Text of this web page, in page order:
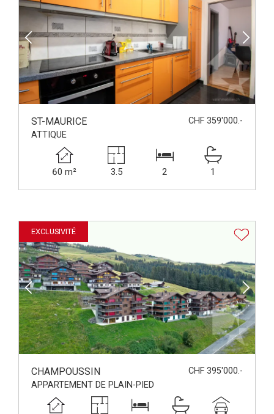
ST-MAURICE
CHF 359'000.-
ATTIQUE
60 m² 3.5 2 1
EXCLUSIVITÉ
CHAMPOUSSIN
CHF 395'000.-
APPARTEMENT DE PLAIN-PIED